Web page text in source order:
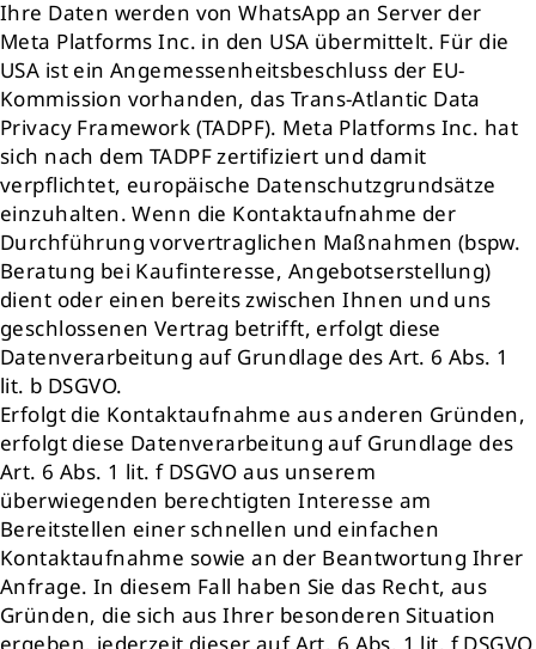
Ihre Daten werden von WhatsApp an Server der
Meta Platforms Inc. in den USA übermittelt. Für die
USA ist ein Angemessenheitsbeschluss der EU-
Kommission vorhanden, das Trans-Atlantic Data
Privacy Framework (TADPF). Meta Platforms Inc. hat
sich nach dem TADPF zertifiziert und damit
verpflichtet, europäische Datenschutzgrundsätze
einzuhalten. Wenn die Kontaktaufnahme der
Durchführung vorvertraglichen Maßnahmen (bspw.
Beratung bei Kaufinteresse, Angebotserstellung)
dient oder einen bereits zwischen Ihnen und uns
geschlossenen Vertrag betrifft, erfolgt diese
Datenverarbeitung auf Grundlage des Art. 6 Abs. 1
lit. b DSGVO.
Erfolgt die Kontaktaufnahme aus anderen Gründen,
erfolgt diese Datenverarbeitung auf Grundlage des
Art. 6 Abs. 1 lit. f DSGVO aus unserem
überwiegenden berechtigten Interesse am
Bereitstellen einer schnellen und einfachen
Kontaktaufnahme sowie an der Beantwortung Ihrer
Anfrage. In diesem Fall haben Sie das Recht, aus
Gründen, die sich aus Ihrer besonderen Situation
ergeben, jederzeit dieser auf Art. 6 Abs. 1 lit. f DSGVO